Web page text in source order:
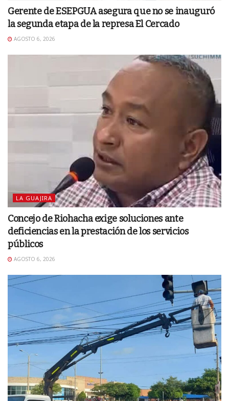
Gerente de ESEPGUA asegura que no se inauguró
la segunda etapa de la represa El Cercado
AGOSTO 6, 2026
LA GUAJIRA
Concejo de Riohacha exige soluciones ante
deficiencias en la prestación de los servicios
públicos
AGOSTO 6, 2026